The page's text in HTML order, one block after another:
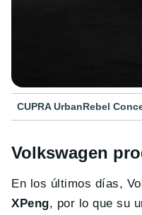
CUPRA UrbanRebel
Volkswagen
En los últimos días,
XPeng, por lo que su